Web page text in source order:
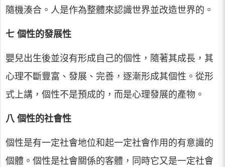
隨機湊合。人是作為整體來認識世界並改造世界的。
七 個性的發展性
嬰兒出生後並沒有形成自己的個性，隨著其成長，其
心理不斷豐富、發展、完善，逐漸形成其個性。從形
式上講，個性不是預成的，而是心理發展的產物。
八 個性的社會性
個性是有一定社會地位和起一定社會作用的有意識的
個體。個性是社會關係的客體，同時它又是一定社會